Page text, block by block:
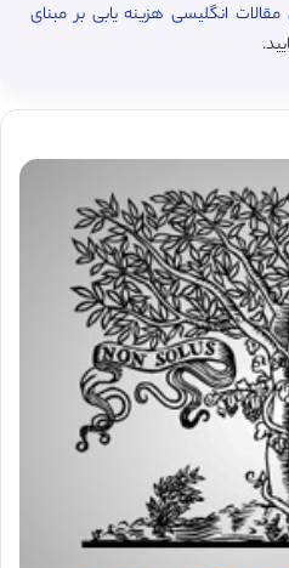
مقالات انگلیسی هزینه یابی بر مبنای